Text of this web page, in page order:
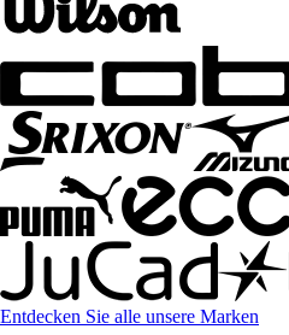
Entdecken Sie alle unsere Marken